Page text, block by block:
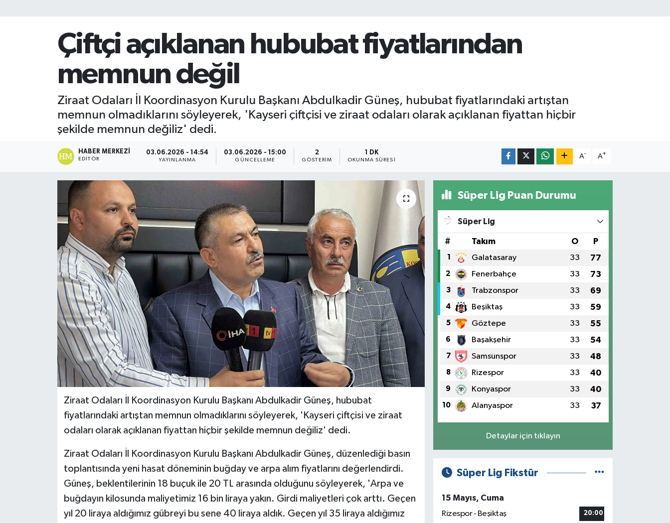
Çiftçi açıklanan hububat fiyatlarından
memnun değil
Ziraat Odaları İl Koordinasyon Kurulu Başkanı Abdulkadir Güneş, hububat fiyatlarındaki artıştan
memnun olmadıklarını söyleyerek, 'Kayseri çiftçisi ve ziraat odaları olarak açıklanan fiyattan hiçbir
şekilde memnun değiliz' dedi.
HABER MERKEZI
EDITÖR
03.06.2026 - 14:54
YAYINLANMA
03.06.2026 - 15:00
GÜNCELLEME
2
GÖSTERIM
1 DK
OKUNMA SÜRESI
A- A+
Ziraat Odaları İl Koordinasyon Kurulu Başkanı Abdulkadir Güneş, hububat
fiyatlarındaki artıştan memnun olmadıklarını söyleyerek, 'Kayseri çiftçisi ve ziraat
odaları olarak açıklanan fiyattan hiçbir şekilde memnun değiliz' dedi.
Ziraat Odaları İl Koordinasyon Kurulu Başkanı Abdulkadir Güneş, düzenlediği basın
toplantısında yeni hasat döneminin buğday ve arpa alım fiyatlarını değerlendirdi.
Güneş, beklentilerinin 18 buçuk ile 20 TL arasında olduğunu söyleyerek, 'Arpa ve
buğdayın kilosunda maliyetimiz 16 bin liraya yakın. Girdi maliyetleri çok arttı. Geçen
yıl 20 liraya aldığımız gübreyi bu sene 40 liraya aldık. Geçen yıl 35 liraya aldığımız
Süper Lig Puan Durumu
Süper Lig
# Takım O P
1 Galatasaray 33 77
2 Fenerbahçe 33 73
3 Trabzonspor 33 69
4 Beşiktaş 33 59
5 Göztepe 33 55
6 Başakşehir 33 54
7 Samsunspor 33 48
8 Rizespor 33 40
9 Konyaspor 33 40
10 Alanyaspor 33 37
Detaylar için tıklayın
Süper Lig Fikstür
15 Mayıs, Cuma
Rizespor - Beşiktaş
20:00